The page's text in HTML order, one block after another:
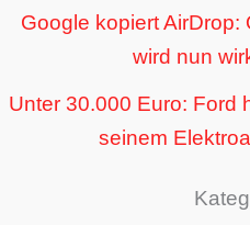
Google kopiert AirDrop:
wird nun
Unter 30.000 Euro: Ford
seinem